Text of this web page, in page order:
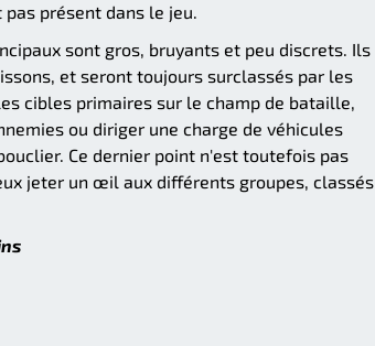
présent dans le jeu.
sont gros, bruyants et peu discrets. Ils
et seront toujours surclassés par les
cibles primaires sur le champ de bataille,
ou diriger une charge de véhicules
Ce dernier point n'est toutefois pas
jeter un œil aux différents groupes, classés